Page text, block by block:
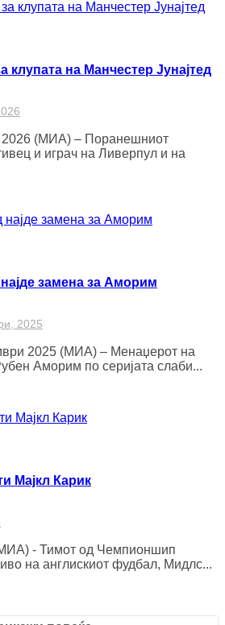
на Манчестер Јунајтед
2026 (МИА) – Поранешниот
и играч на Ливерпул и на
најде замена за Аморим
2025
2025 (МИА) – Менаџерот на
Аморим по серијата слаби...
Мајкл Карик
- Тимот од Чемпионшип
на англискиот фудбал, Мидлс...